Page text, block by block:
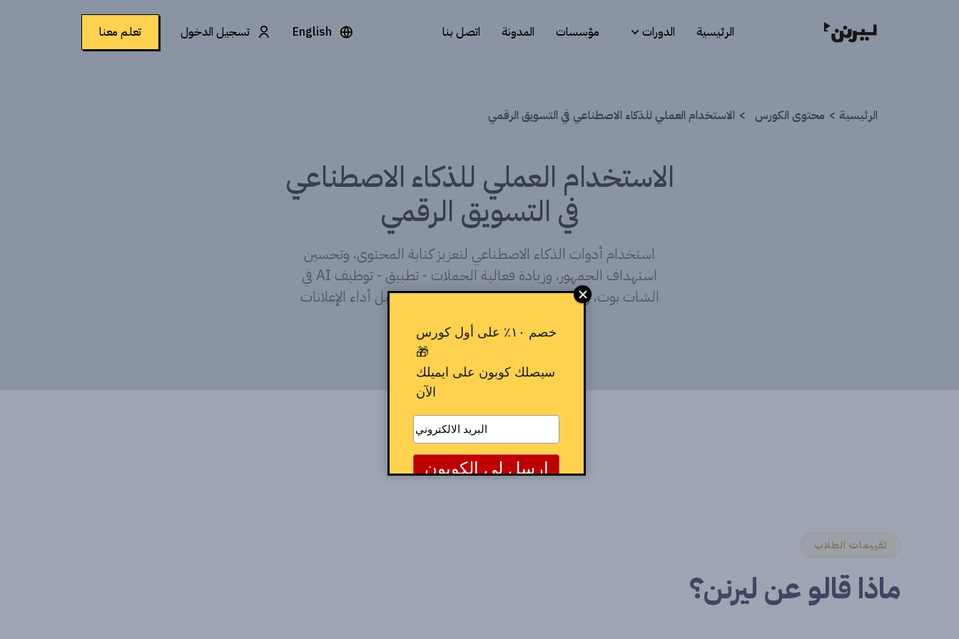
الرئيسية الدورات مؤسسات المدونة اتصل بنا English تسجيل الدخول تعلم معنا
الرئيسية محتوى الكورس الاستخدام العملي للذكاء الاصطناعي في التسويق الرقمي
الاستخدام العملي للذكاء الاصطناعي
في التسويق الرقمي
استخدام أدوات الذكاء الاصطناعي لتعزيز كتابة المحتوى، وتحسين
استهداف الجمهور، وزيادة فعالية الحملات - تطبيق - توظيف AI في
الشات بوت، والأتمتة البريدية، وتحسين SEO، وتحليل أداء الإعلانات
بذكاء أكبر وبشكل عملي.
تقييمات الطلاب
ماذا قالو عن ليرنن؟
خصم ١٠٪ على أول كورس
🎁
سيصلك كوبون على ايميلك
الآن